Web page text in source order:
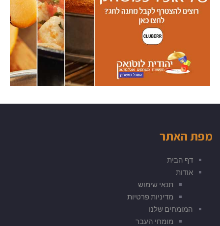
מפת האתר
דף הבית
אודות
תנאי שימוש
מדיניות פרטיות
המומחים שלנו
מומחי העבר